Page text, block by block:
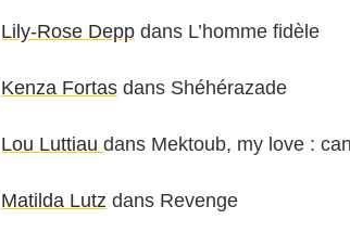
Lily-Rose Depp dans L’homme fidèle
Kenza Fortas dans Shéhérazade
Lou Luttiau dans Mektoub, my love :
Matilda Lutz dans Revenge